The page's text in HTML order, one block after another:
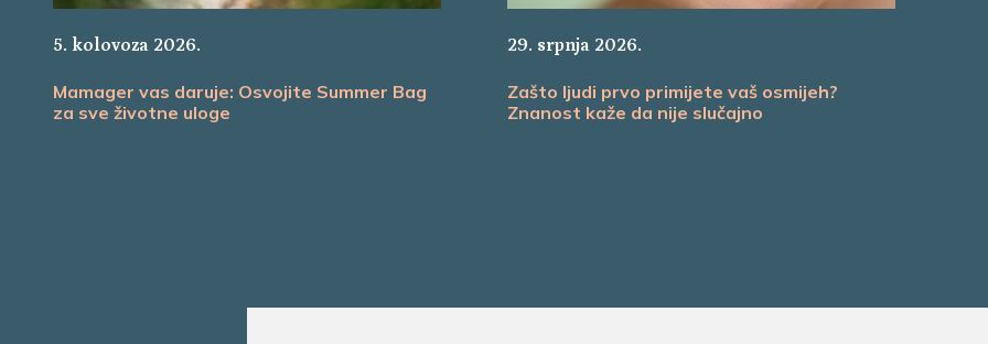
5. kolovoza 2026.
Mamager vas daruje: Osvojite Summer Bag
za sve životne uloge
29. srpnja 2026.
Zašto ljudi prvo primijete vaš osmijeh?
Znanost kaže da nije slučajno